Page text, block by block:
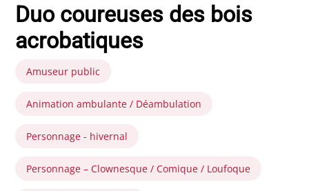
Duo coureuses des bois
acrobatiques
Amuseur public
Animation ambulante / Déambulation
Personnage - hivernal
Personnage – Clownesque / Comique / Loufoque